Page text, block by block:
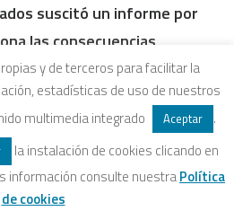
suscitó un informe por
las consecuencias
mecanismo,
contexto de la emergencia
podrían adoptar los
demandas? ¿Se ha
sentido?
y de terceros para facilitar la
estadísticas de uso de nuestros
multimedia integrado
Aceptar
.
la instalación de cookies clicando en
información consulte nuestraPolítica
de cookies